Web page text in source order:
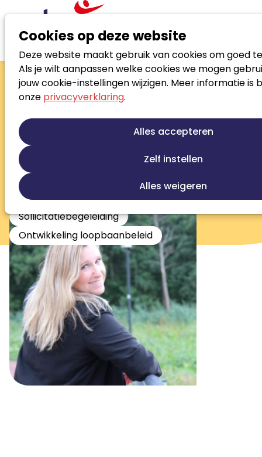
Cookies op deze website
Deze website maakt gebruik van cookies om goed
Als je wilt aanpassen welke cookies we mogen
jouw cookie-instellingen wijzigen. Meer informatie is
onze privacyverklaring.
Alles accepteren
Zelf instellen
Alles weigeren
Zoek loopbaanspecialist
Eveline van der
Vlist-Eijkhout
Eigenaar / Loopbaancoach
Loopbaanontwikkeling
Talentontwikkeling
Persoonlijke ontwikkeling
Outplacement
Studiekeuze begeleiding
Beroepskeuze begeleiding
Sollicitatiebegeleiding
Ontwikkeling loopbaanbeleid